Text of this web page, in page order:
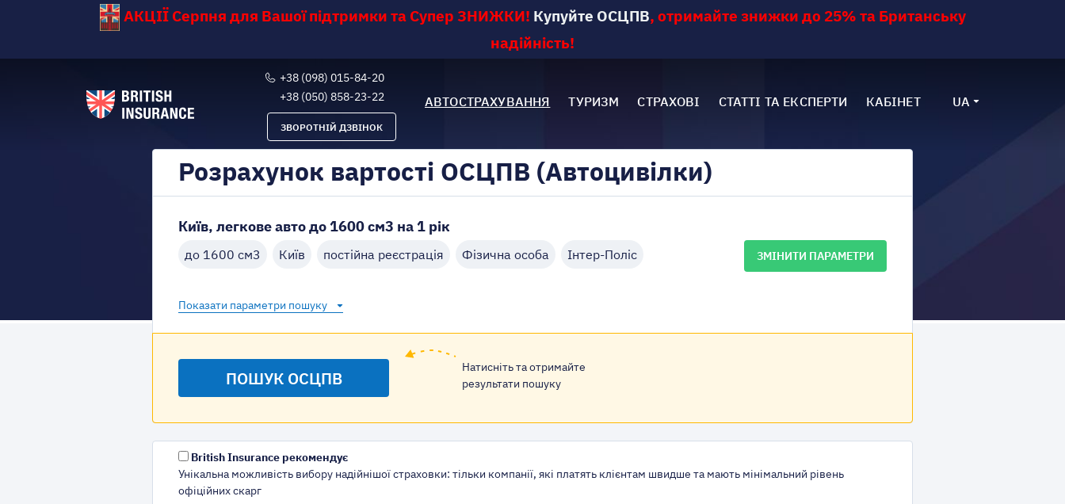
АКЦІЇ Серпня для Вашої підтримки та Супер ЗНИЖКИ! Купуйте ОСЦПВ, отримайте знижки до 25% та Британську
надійність!
АВТОСТРАХУВАННЯ ТУРИЗМ СТРАХОВІ СТАТТІ ТА ЕКСПЕРТИ КАБІНЕТ UA
+38 (098) 015-84-20
+38 (050) 858-23-22
ЗВОРОТНІЙ ДЗВІНОК
Розрахунок вартості ОСЦПВ (Автоцивілки)
Київ, легкове авто до 1600 см3 на 1 рік
до 1600 см3 Київ постійна реєстрація Фізична особа Інтер-Поліс ЗМІНИТИ ПАРАМЕТРИ
Показати параметри пошуку
Натисніть та отримайте
результати пошуку
British Insurance рекомендує
Унікальна можливість вибору надійнішої страховки: тільки компанії, які платять клієнтам швидше та мають мінімальний рівень
офіційних скарг